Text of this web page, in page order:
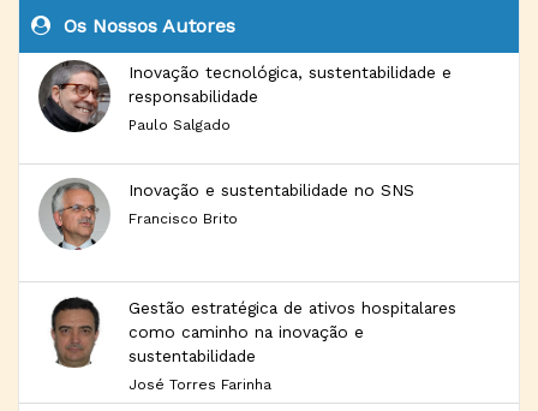
Os Nossos Autores
Inovação tecnológica, sustentabilidade e
responsabilidade
Paulo Salgado
Inovação e sustentabilidade no SNS
Francisco Brito
Gestão estratégica de ativos hospitalares
como caminho na inovação e
sustentabilidade
José Torres Farinha